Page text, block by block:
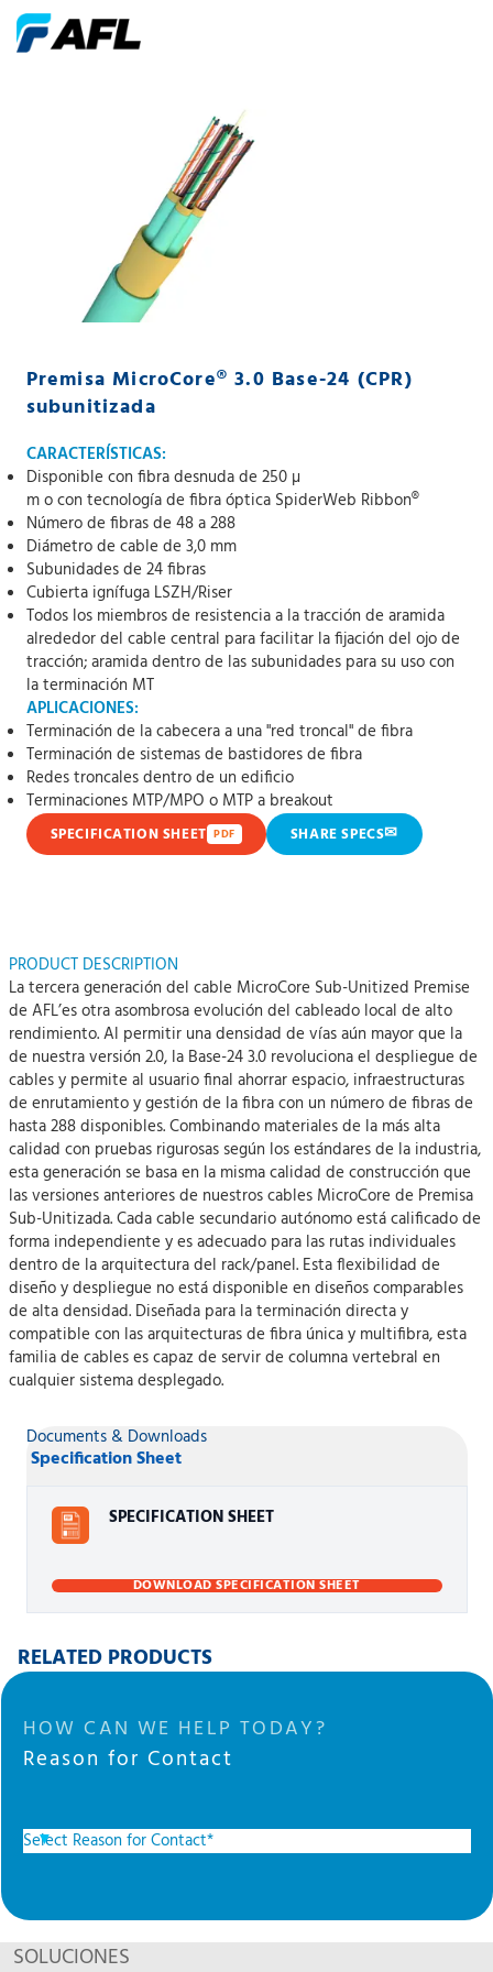
Premisa MicroCore® 3.0 Base-24 (CPR)
subunitizada
CARACTERÍSTICAS:
Disponible con fibra desnuda de 250 µ
m o con tecnología de fibra óptica SpiderWeb Ribbon®
Número de fibras de 48 a 288
Diámetro de cable de 3,0 mm
Subunidades de 24 fibras
Cubierta ignífuga LSZH/Riser
Todos los miembros de resistencia a la tracción de aramida
alrededor del cable central para facilitar la fijación del ojo de
tracción; aramida dentro de las subunidades para su uso con
la terminación MT
APLICACIONES:
Terminación de la cabecera a una "red troncal" de fibra
Terminación de sistemas de bastidores de fibra
Redes troncales dentro de un edificio
Terminaciones MTP/MPO o MTP a breakout
SPECIFICATION SHEET PDF SHARE SPECS✉
PRODUCT DESCRIPTION
La tercera generación del cable MicroCore Sub-Unitized Premise
de AFL’es otra asombrosa evolución del cableado local de alto
rendimiento. Al permitir una densidad de vías aún mayor que la
de nuestra versión 2.0, la Base-24 3.0 revoluciona el despliegue de
cables y permite al usuario final ahorrar espacio, infraestructuras
de enrutamiento y gestión de la fibra con un número de fibras de
hasta 288 disponibles. Combinando materiales de la más alta
calidad con pruebas rigurosas según los estándares de la industria,
esta generación se basa en la misma calidad de construcción que
las versiones anteriores de nuestros cables MicroCore de Premisa
Sub-Unitizada. Cada cable secundario autónomo está calificado de
forma independiente y es adecuado para las rutas individuales
dentro de la arquitectura del rack/panel. Esta flexibilidad de
diseño y despliegue no está disponible en diseños comparables
de alta densidad. Diseñada para la terminación directa y
compatible con las arquitecturas de fibra única y multifibra, esta
familia de cables es capaz de servir de columna vertebral en
cualquier sistema desplegado.
Documents & Downloads
Specification Sheet
SPECIFICATION SHEET
DOWNLOAD SPECIFICATION SHEET
RELATED PRODUCTS
HOW CAN WE HELP TODAY?
Reason for Contact
SOLUCIONES